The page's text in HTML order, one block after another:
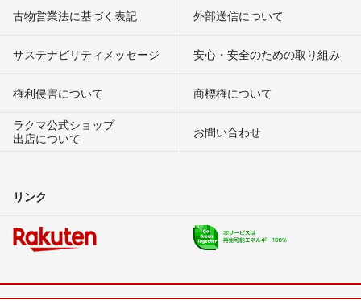
古物営業法に基づく表記 外部送信について
サステナビリティメッセージ 安心・安全のための取り組み
権利侵害について
商標権について
ラクマ公式ショップ
出店について
お問い合わせ
リンク